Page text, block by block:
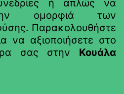
ή απλώς να
ομορφιά των
Παρακολουθήστε
να αξιοποιήσετε στο
σας στην Κουάλα